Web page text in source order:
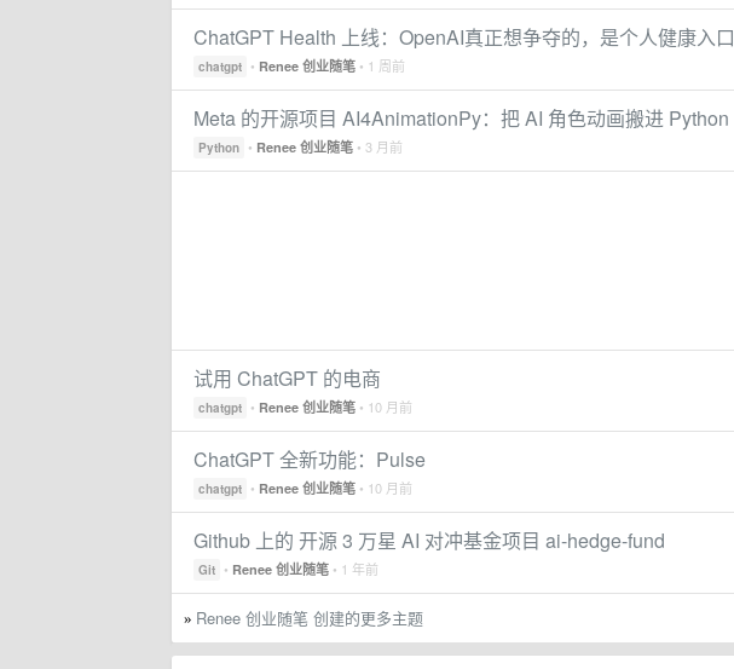
ChatGPT Health 上线：OpenAI真正想争夺的，是个人健康入口
chatgpt • Renee 创业随笔 • 1 周前
Meta 的开源项目 AI4AnimationPy：把 AI 角色动画搬进 Python
Python • Renee 创业随笔 • 3 月前
试用 ChatGPT 的电商
chatgpt • Renee 创业随笔 • 10 月前
ChatGPT 全新功能：Pulse
chatgpt • Renee 创业随笔 • 10 月前
Github 上的 开源 3 万星 AI 对冲基金项目 ai-hedge-fund
Git • Renee 创业随笔 • 1 年前
» Renee 创业随笔 创建的更多主题